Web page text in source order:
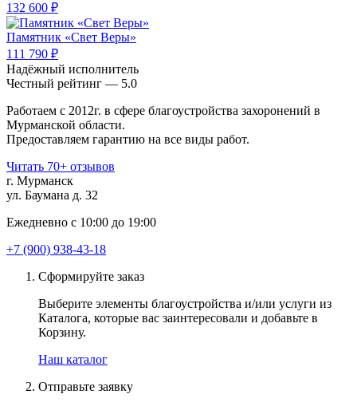
132 600 ₽
Памятник «Свет Веры»
111 790 ₽
Надёжный исполнитель
Чеcтный рейтинг — 5.0
Работаем с 2012г. в сфере благоустройства захоронений в
Мурманской области.
Предоставляем гарантию на все виды работ.
Читать 70+ отзывов
г. Мурманск
ул. Баумана д. 32
Ежедневно с 10:00 до 19:00
+7 (900) 938-43-18
Сформируйте заказ
Выберите элементы благоустройства и/или услуги из
Каталога, которые вас заинтересовали и добавьте в
Корзину.
Наш каталог
Отправьте заявку